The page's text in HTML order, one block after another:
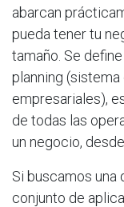
abarcan
pueda tener tu
tamaño. Se
planning
empresariales),
de todas las
un negocio,
Si buscamos una
conjunto de